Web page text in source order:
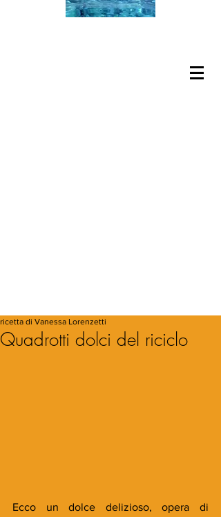
Quadrotti dolci del riciclo
ricetta di Vanessa Lorenzetti
Ecco un dolce delizioso, opera di